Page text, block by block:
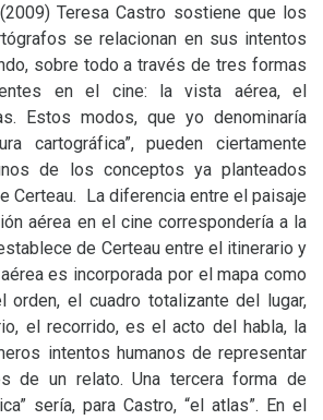
Teresa Castro sostiene que los
se relacionan en sus intentos
sobre todo a través de tres formas
en el cine: la vista aérea, el
Estos modos, que yo denominaría
cartográfica”, pueden ciertamente
de los conceptos ya planteados
Certeau. La diferencia entre el paisaje
aérea en el cine correspondería a la
de Certeau entre el itinerario y
es incorporada por el mapa como
orden, el cuadro totalizante del lugar,
el recorrido, es el acto del habla, la
intentos humanos de representar
de un relato. Una tercera forma de
sería, para Castro, “el atlas”. En el